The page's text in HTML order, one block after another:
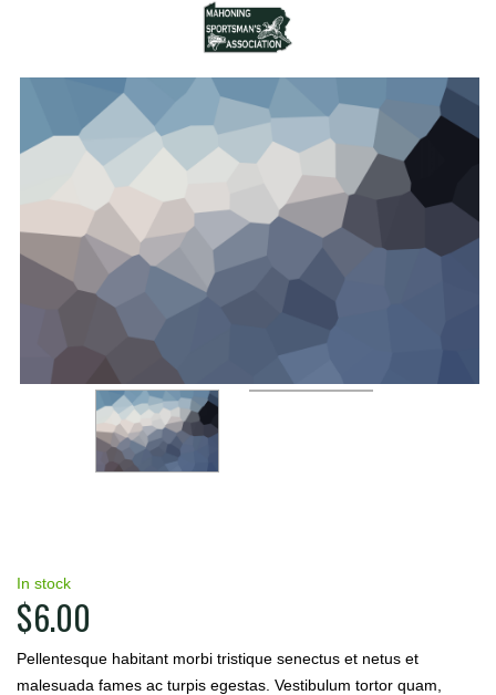
In stock
$6.00
Pellentesque habitant morbi tristique senectus et netus et
malesuada fames ac turpis egestas. Vestibulum tortor quam,